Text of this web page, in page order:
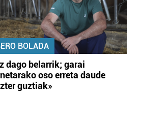
BOLADA
dago belarrik; garai
oso erreta daude
guztiak»